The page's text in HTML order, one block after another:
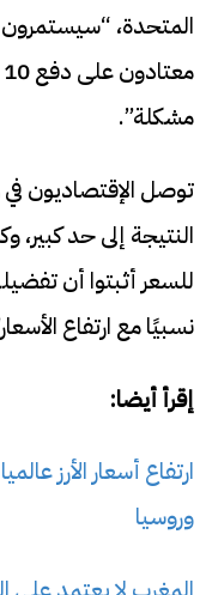
المتحدة، “سيستمرون
مشكلة”.
توصل الإقتصاديون في
النتيجة إلى حد
للسعر أثبتوا أن
نسبيًا مع ارتفاع
إقرأ أيضا:
ارتفاع أسعار الأرز
وروسيا